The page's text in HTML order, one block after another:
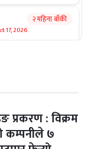
17, 2026
२ महिना बाँकी
20, 2026
२ महिना बाँकी
प्रकरण : विक्रम
कम्पनीले ७